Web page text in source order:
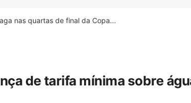
nas quartas de final da Copa...
de tarifa mínima sobre